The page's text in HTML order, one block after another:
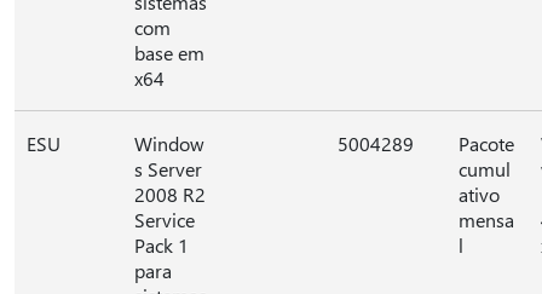
com
base em
x64
ESU
Window
s Server
2008 R2
Service
Pack 1
para
5004289
Pacote
cumul
ativo
mensa
l